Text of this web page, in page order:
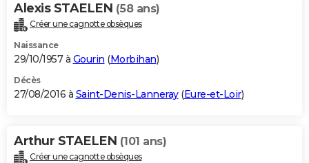
Alexis STAELEN (58 ans)
Créer une cagnotte obsèques
Naissance
29/10/1957 à Gourin (Morbihan)
Décès
27/08/2016 à Saint-Denis-Lanneray(Eure-et-Loir)
Arthur STAELEN (101 ans)
Créer une cagnotte obsèques